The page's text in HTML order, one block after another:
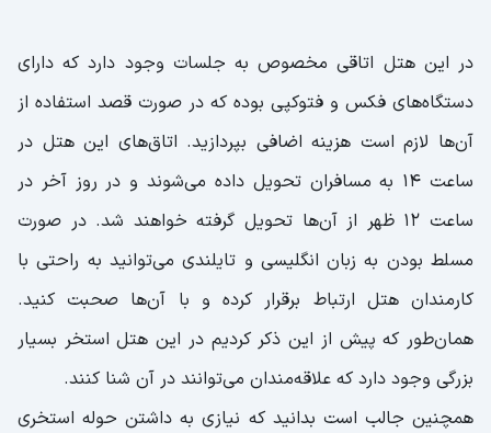
در این هتل اتاقی مخصوص به جلسات وجود دارد که دارای
دستگاه‌های فکس و فتوکپی بوده که در صورت قصد استفاده از
آن‌ها لازم است هزینه اضافی بپردازید. اتاق‌های این هتل در
ساعت ۱۴ به مسافران تحویل داده می‌شوند و در روز آخر در
ساعت ۱۲ ظهر از آن‌ها تحویل گرفته خواهند شد. در صورت
مسلط بودن به زبان انگلیسی و تایلندی می‌توانید به راحتی با
کارمندان هتل ارتباط برقرار کرده و با آن‌ها صحبت کنید.
همان‌طور که پیش از این ذکر کردیم در این هتل استخر بسیار
بزرگی وجود دارد که علاقه‌مندان می‌توانند در آن شنا کنند.
همچنین جالب است بدانید که نیازی به داشتن حوله استخری